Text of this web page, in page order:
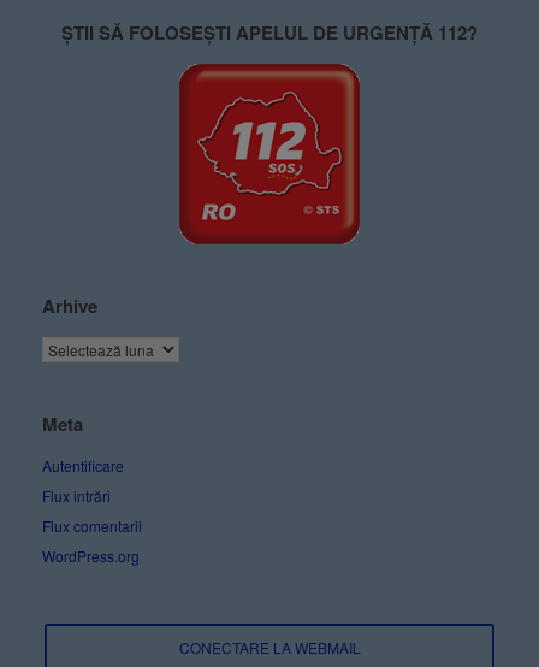
ȘTII SĂ FOLOSEȘTI APELUL DE URGENȚĂ 112?
Arhive
Meta
Autentificare
Flux intrări
Flux comentarii
WordPress.org
CONECTARE LA WEBMAIL